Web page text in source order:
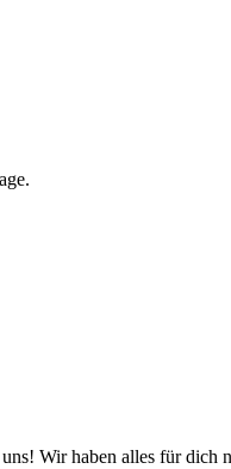
Wir haben alles für dich